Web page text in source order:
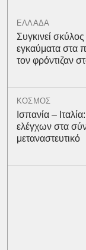
ΕΛΛΑΔΑ
Συγκινεί
εγκαύματα στα
τον φρόντιζαν
ΚΟΣΜΟΣ
Ισπανία –
ελέγχων στα
μεταναστευτικό